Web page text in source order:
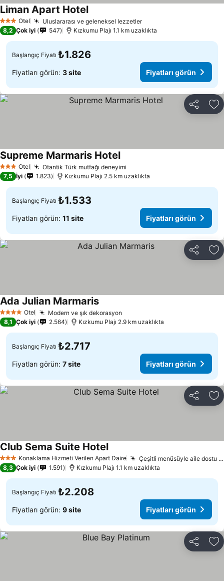
3 YıldızOtel Uluslararası ve geleneksel lezzetler
Liman Apart Hotel
8,2 Çok iyi 547 Kızkumu Plajı 1.1 km uzaklıkta
Başlangıç Fiyatı ₺1.826
Fiyatları görün: 3 site Fiyatları görün
Paylaş
3 YıldızOtel Otantik Türk mutfağı deneyimi
Supreme Marmaris Hotel
7,5 İyi 1.823 Kızkumu Plajı 2.5 km uzaklıkta
Başlangıç Fiyatı ₺1.533
Fiyatları görün: 11 site Fiyatları görün
Paylaş
4 Yıldız Otel Modern ve şık dekorasyon
Ada Julian Marmaris
8,1 Çok iyi 2.564 Kızkumu Plajı 2.9 km uzaklıkta
Başlangıç Fiyatı ₺2.717
Fiyatları görün: 7 site Fiyatları görün
Paylaş
3 YıldızKonaklama Hizmeti Verilen Apart Daire Çeşitli menüsüyle aile dostu restoran
Club Sema Suite Hotel
8,3 Çok iyi 1.591 Kızkumu Plajı 1.1 km uzaklıkta
Başlangıç Fiyatı ₺2.208
Fiyatları görün: 9 site Fiyatları görün
Paylaş